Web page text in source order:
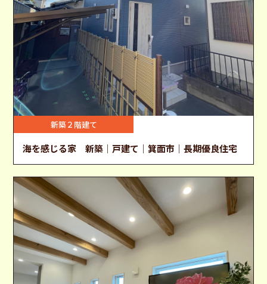
新築２階建て
海を感じる家 新築｜戸建て｜箕面市｜長期優良住宅